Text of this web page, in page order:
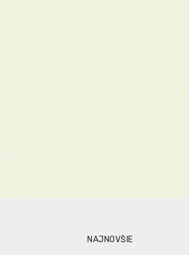
NAJNOVŠIE